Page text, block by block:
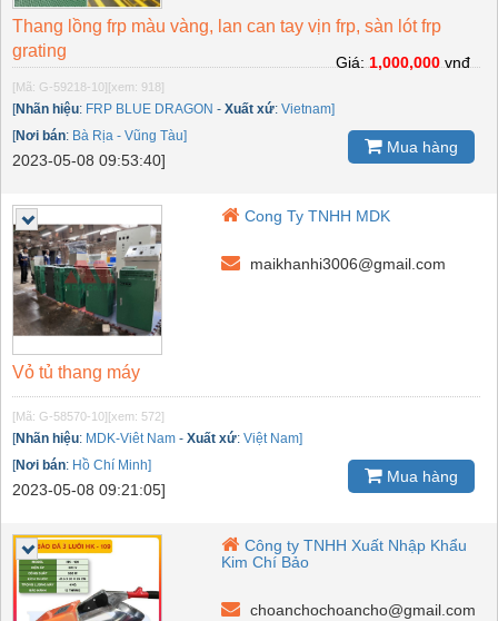
Thang lồng frp màu vàng, lan can tay vịn frp, sàn lót frp
grating
[Mã: G-59218-10][xem: 918]
[Nhãn hiệu: FRP BLUE DRAGON - Xuất xứ: Vietnam]
[Nơi bán: Bà Rịa - Vũng Tàu]
2023-05-08 09:53:40]
Giá: 1,000,000 vnđ
Mua hàng
Cong Ty TNHH MDK
maikhanhi3006@gmail.com
Vỏ tủ thang máy
[Mã: G-58570-10][xem: 572]
[Nhãn hiệu: MDK-Viêt Nam - Xuất xứ: Việt Nam]
[Nơi bán: Hồ Chí Minh]
2023-05-08 09:21:05]
Mua hàng
Công ty TNHH Xuất Nhập Khẩu
Kim Chí Bảo
choanchochoancho@gmail.com